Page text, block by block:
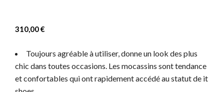
310,00€
Toujours agréable à utiliser, donne un look des plus
chic dans toutes occasions. Les mocassins sont tendance
et confortables qui ont rapidement accédé au statut de it